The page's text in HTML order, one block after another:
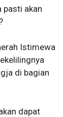
pasti akan
Istimewa
di bagian
dapat